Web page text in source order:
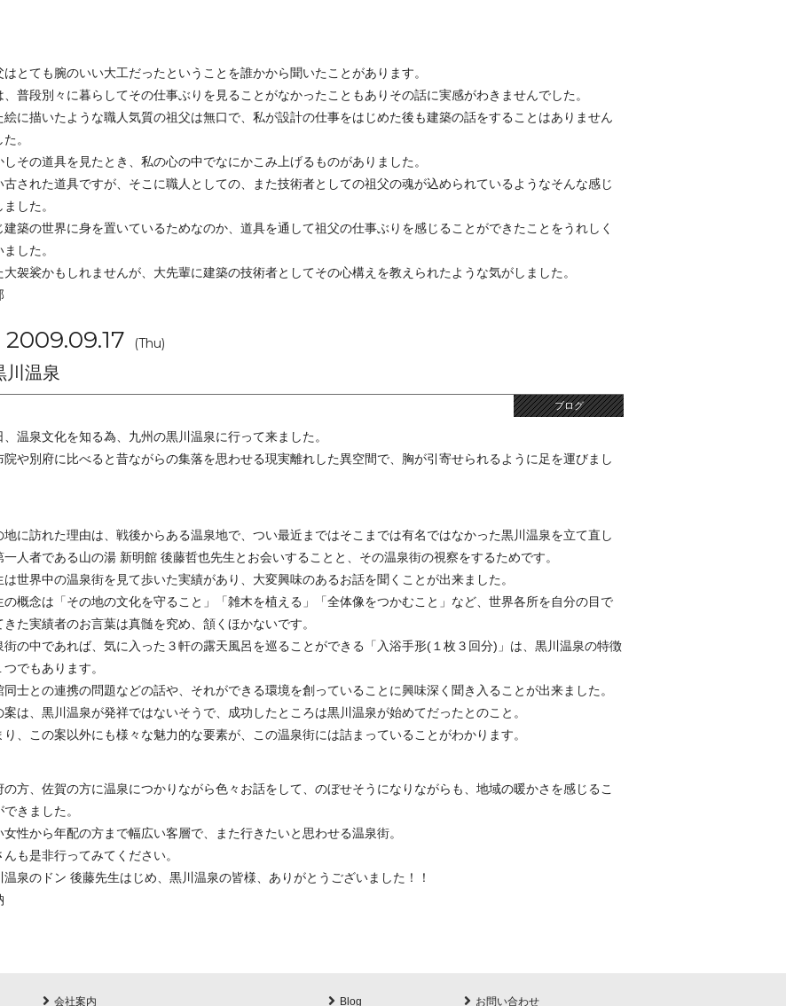
はとても腕のいい大工だったということを誰かから聞いたことがあります。
、普段別々に暮らしてその仕事ぶりを見ることがなかったこともありその話に実感がわきませんでした。
絵に描いたような職人気質の祖父は無口で、私が設計の仕事をはじめた後も建築の話をすることはありません
。
しその道具を見たとき、私の心の中でなにかこみ上げるものがありました。
古された道具ですが、そこに職人としての、また技術者としての祖父の魂が込められているようなそんな感じ
した。
建築の世界に身を置いているためなのか、道具を通して祖父の仕事ぶりを感じることができたことをうれしく
ました。
大袈裟かもしれませんが、大先輩に建築の技術者としてその心構えを教えられたような気がしました。
2009.09.17 (Thu)
川温泉
ブログ
、温泉文化を知る為、九州の黒川温泉に行って来ました。
院や別府に比べると昔ながらの集落を思わせる現実離れした異空間で、胸が引寄せられるように足を運びまし
地に訪れた理由は、戦後からある温泉地で、つい最近まではそこまでは有名ではなかった黒川温泉を立て直し
一人者である山の湯 新明館 後藤哲也先生とお会いすることと、その温泉街の視察をするためです。
は世界中の温泉街を見て歩いた実績があり、大変興味のあるお話を聞くことが出来ました。
の概念は「その地の文化を守ること」「雑木を植える」「全体像をつかむこと」など、世界各所を自分の目で
きた実績者のお言葉は真髄を究め、頷くほかないです。
街の中であれば、気に入った３軒の露天風呂を巡ることができる「入浴手形(１枚３回分)」は、黒川温泉の特徴
つでもあります。
同士との連携の問題などの話や、それができる環境を創っていることに興味深く聞き入ることが出来ました。
案は、黒川温泉が発祥ではないそうで、成功したところは黒川温泉が始めてだったとのこと。
り、この案以外にも様々な魅力的な要素が、この温泉街には詰まっていることがわかります。
の方、佐賀の方に温泉につかりながら色々お話をして、のぼせそうになりながらも、地域の暖かさを感じるこ
できました。
女性から年配の方まで幅広い客層で、また行きたいと思わせる温泉街。
んも是非行ってみてください。
温泉のドン 後藤先生はじめ、黒川温泉の皆様、ありがとうございました！！
会社案内 Blog お問い合わせ